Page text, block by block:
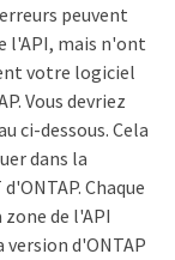
peuvent
l'API, mais n'ont
votre logiciel
Vous devriez
ci-dessous. Cela
dans la
Chaque
de l'API
d'ONTAP